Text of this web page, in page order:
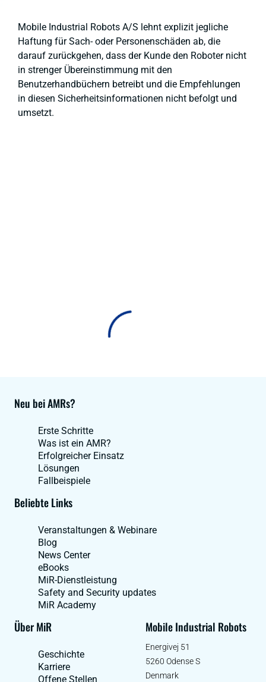
Mobile Industrial Robots A/S lehnt explizit jegliche
Haftung für Sach- oder Personenschäden ab, die
darauf zurückgehen, dass der Kunde den Roboter nicht
in strenger Übereinstimmung mit den
Benutzerhandbüchern betreibt und die Empfehlungen
in diesen Sicherheitsinformationen nicht befolgt und
umsetzt.
Neu bei AMRs?
Erste Schritte
Was ist ein AMR?
Erfolgreicher Einsatz
Lösungen
Fallbeispiele
Beliebte Links
Veranstaltungen & Webinare
Blog
News Center
eBooks
MiR-Dienstleistung
Safety and Security updates
MiR Academy
Über MiR
Geschichte
Karriere
Offene Stellen
Mobile Industrial Robots
Energivej 51
5260 Odense S
Denmark